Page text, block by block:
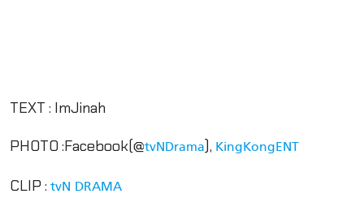
TEXT : ImJinah
PHOTO :Facebook(@tvNDrama), KingKongENT
CLIP : tvN DRAMA